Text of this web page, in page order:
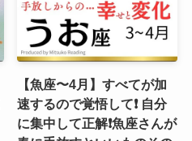
【魚座〜4月】すべてが加
速するので覚悟して❗️ 自分
に集中して正解❗️魚座さんが